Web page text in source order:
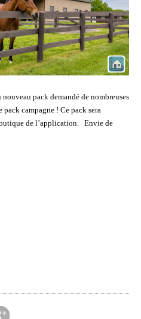
pack demandé de nombreuses
campagne ! Ce pack sera
de l’application. Envie de